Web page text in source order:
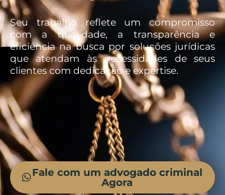
Seu trabalho reflete um compromisso
com a qualidade, a transparência e
eficiência na busca por soluções jurídicas
que atendam às necessidades de seus
clientes com dedicação e expertise.
Fale com um advogado criminal
Agora